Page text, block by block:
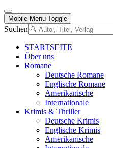
Mobile Menu Toggle
Suchen
STARTSEITE
Über uns
Romane
Deutsche Romane
Englische Romane
Amerikanische
Internationale
Krimis & Thriller
Deutsche Krimis
Englische Krimis
Amerikanische